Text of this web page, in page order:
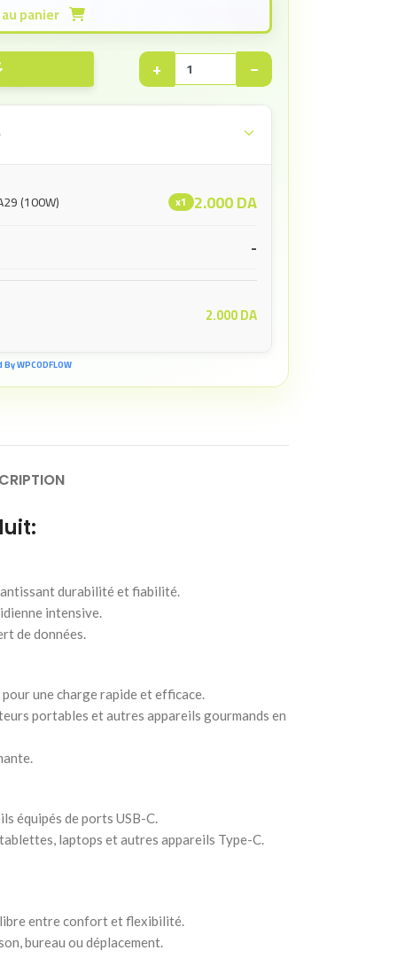
Ajouter au panier
−
+
(100W) x1 2.000DA
-
2.000DA
WPCODFLOW
durabilité et fiabilité.
intensive.
de données.
une charge rapide et efficace.
portables et autres appareils gourmands en
équipés de ports USB-C.
laptops et autres appareils Type-C.
entre confort et flexibilité.
bureau ou déplacement.